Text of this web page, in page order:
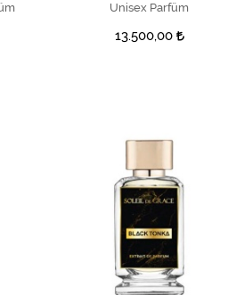
Unisex Parfüm
13.500,00